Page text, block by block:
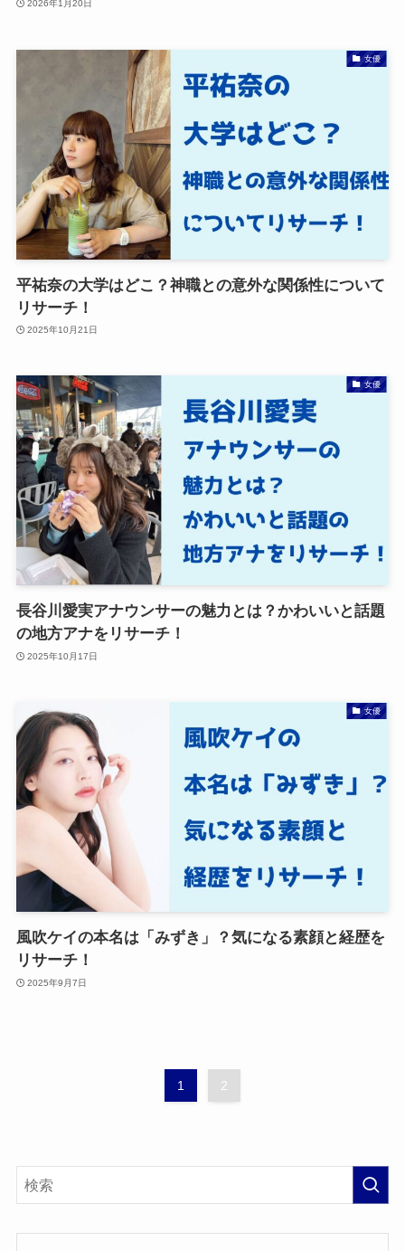
2026年1月20日
女優
平祐奈の大学はどこ？神職との意外な関係性について
リサーチ！
2025年10月21日
女優
長谷川愛実アナウンサーの魅力とは？かわいいと話題
の地方アナをリサーチ！
2025年10月17日
女優
風吹ケイの本名は「みずき」？気になる素顔と経歴を
リサーチ！
2025年9月7日
1 2